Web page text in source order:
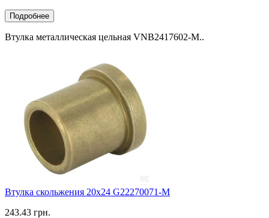
Подробнее
Втулка металлическая цельная VNB2417602-M..
Втулка скольжения 20х24 G22270071-M
243.43 грн.